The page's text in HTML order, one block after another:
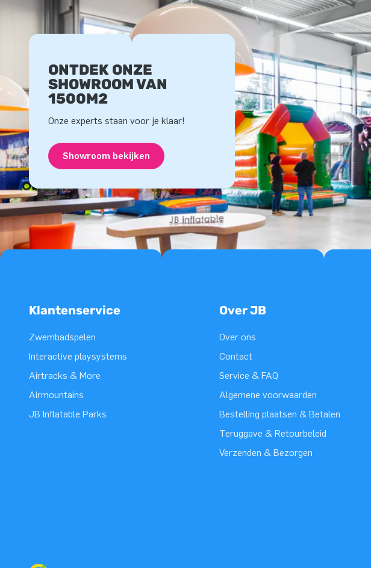
ONTDEK ONZE
SHOWROOM VAN
1500M2
Onze experts staan voor je klaar!
Showroom bekijken
Klantenservice
Zwembadspelen
Interactive playsystems
Airtracks & More
Airmountains
JB Inflatable Parks
Over JB
Over ons
Contact
Service & FAQ
Algemene voorwaarden
Bestelling plaatsen & Betalen
Teruggave & Retourbeleid
Verzenden & Bezorgen